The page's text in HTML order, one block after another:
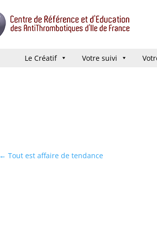
Le Créatif Votre suivi
Le Créatif Votre suivi
←Tout est affaire de tendance